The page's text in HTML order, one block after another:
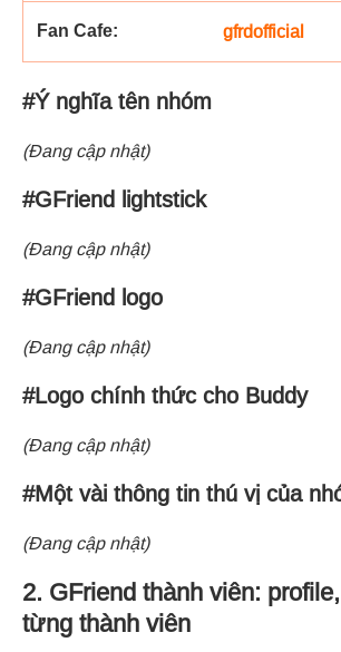
Fan Cafe: gfrdofficial
#Ý nghĩa tên nhóm
(Đang cập nhật)
#GFriend lightstick
(Đang cập nhật)
#GFriend logo
(Đang cập nhật)
#Logo chính thức cho Buddy
(Đang cập nhật)
#Một vài thông tin thú vị của
(Đang cập nhật)
2. GFriend thành viên:
từng thành viên